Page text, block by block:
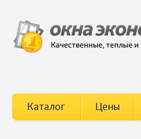
Каталог Цены